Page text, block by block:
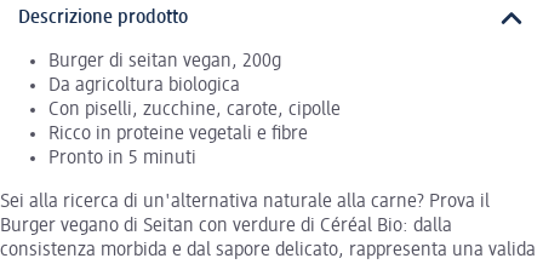
Descrizione prodotto
Burger di seitan vegan, 200g
Da agricoltura biologica
Con piselli, zucchine, carote, cipolle
Ricco in proteine vegetali e fibre
Pronto in 5 minuti
Sei alla ricerca di un'alternativa naturale alla carne? Prova il
Burger vegano di Seitan con verdure di Céréal Bio: dalla
consistenza morbida e dal sapore delicato, rappresenta una valida